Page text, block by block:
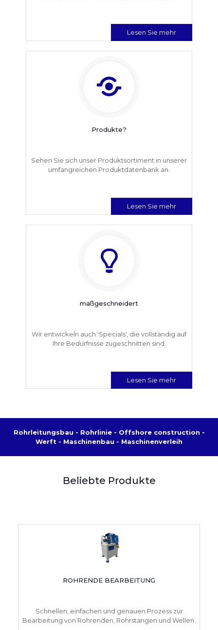
Lesen Sie mehr
Produkte?
Sehen Sie sich unser Produktsortiment in unserer
umfangreichen Produktdatenbank an.
Lesen Sie mehr
maßgeschneidert
Wir entwickeln auch 'Specials', die vollständig auf
Ihre Bedürfnisse zugeschnitten sind.
Lesen Sie mehr
Rohrleitungsbau - Rohrlinie - Offshore construction -
Werft - Maschinenbau - Maschinenverleih
Beliebte Produkte
ROHRENDE BEARBEITUNG
Schnellen, einfachen und genauen Prozess zur
Bearbeitung von Rohrenden, Rohrstangen und Wellen.